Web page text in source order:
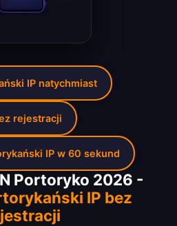
Portoryko 2026 -
IP bez
IP natychmiast
rejestracji
IP w 60 sekund